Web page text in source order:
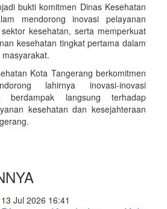
bukti komitmen Dinas Kesehatan
mendorong inovasi pelayanan
kesehatan, serta memperkuat
kesehatan tingkat pertama dalam
Kota Tangerang berkomitmen
lahirnya inovasi-inovasi
berdampak langsung terhadap
kesehatan dan kesejahteraan
13 Jul 2026 16:41